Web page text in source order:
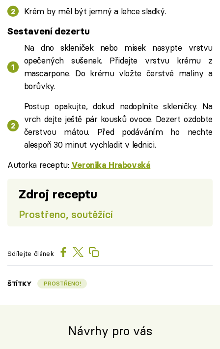
Krém by měl být jemný a lehce sladký.
Sestavení dezertu
Na dno skleniček nebo misek nasypte vrstvu
opečených sušenek. Přidejte vrstvu krému z
mascarpone. Do krému vložte čerstvé maliny a
borůvky.
Postup opakujte, dokud nedoplníte skleničky. Na
vrch dejte ještě pár kousků ovoce. Dezert ozdobte
čerstvou mátou. Před podáváním ho nechte
alespoň 30 minut vychladit v lednici.
Autorka receptu: Veronika Hrabovská
Zdroj receptu
Prostřeno, soutěžící
Sdílejte článek
ŠTÍTKY PROSTŘENO!
Návrhy pro vás